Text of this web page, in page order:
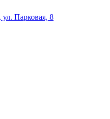
Парковая, 8